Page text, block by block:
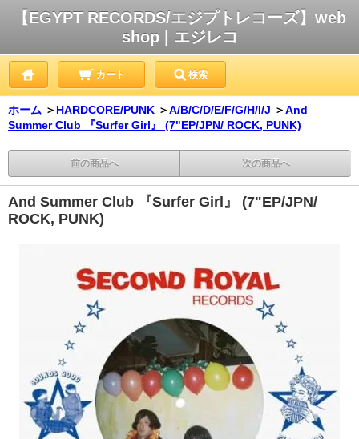
【EGYPT RECORDS/エジプトレコーズ】web
shop | エジレコ
カート 検索
ホーム ＞ HARDCORE/PUNK ＞A/B/C/D/E/F/G/H/I/J ＞And
Summer Club 『Surfer Girl』 (7"EP/JPN/ ROCK, PUNK)
前の商品へ 次の商品へ
And Summer Club 『Surfer Girl』 (7"EP/JPN/
ROCK, PUNK)